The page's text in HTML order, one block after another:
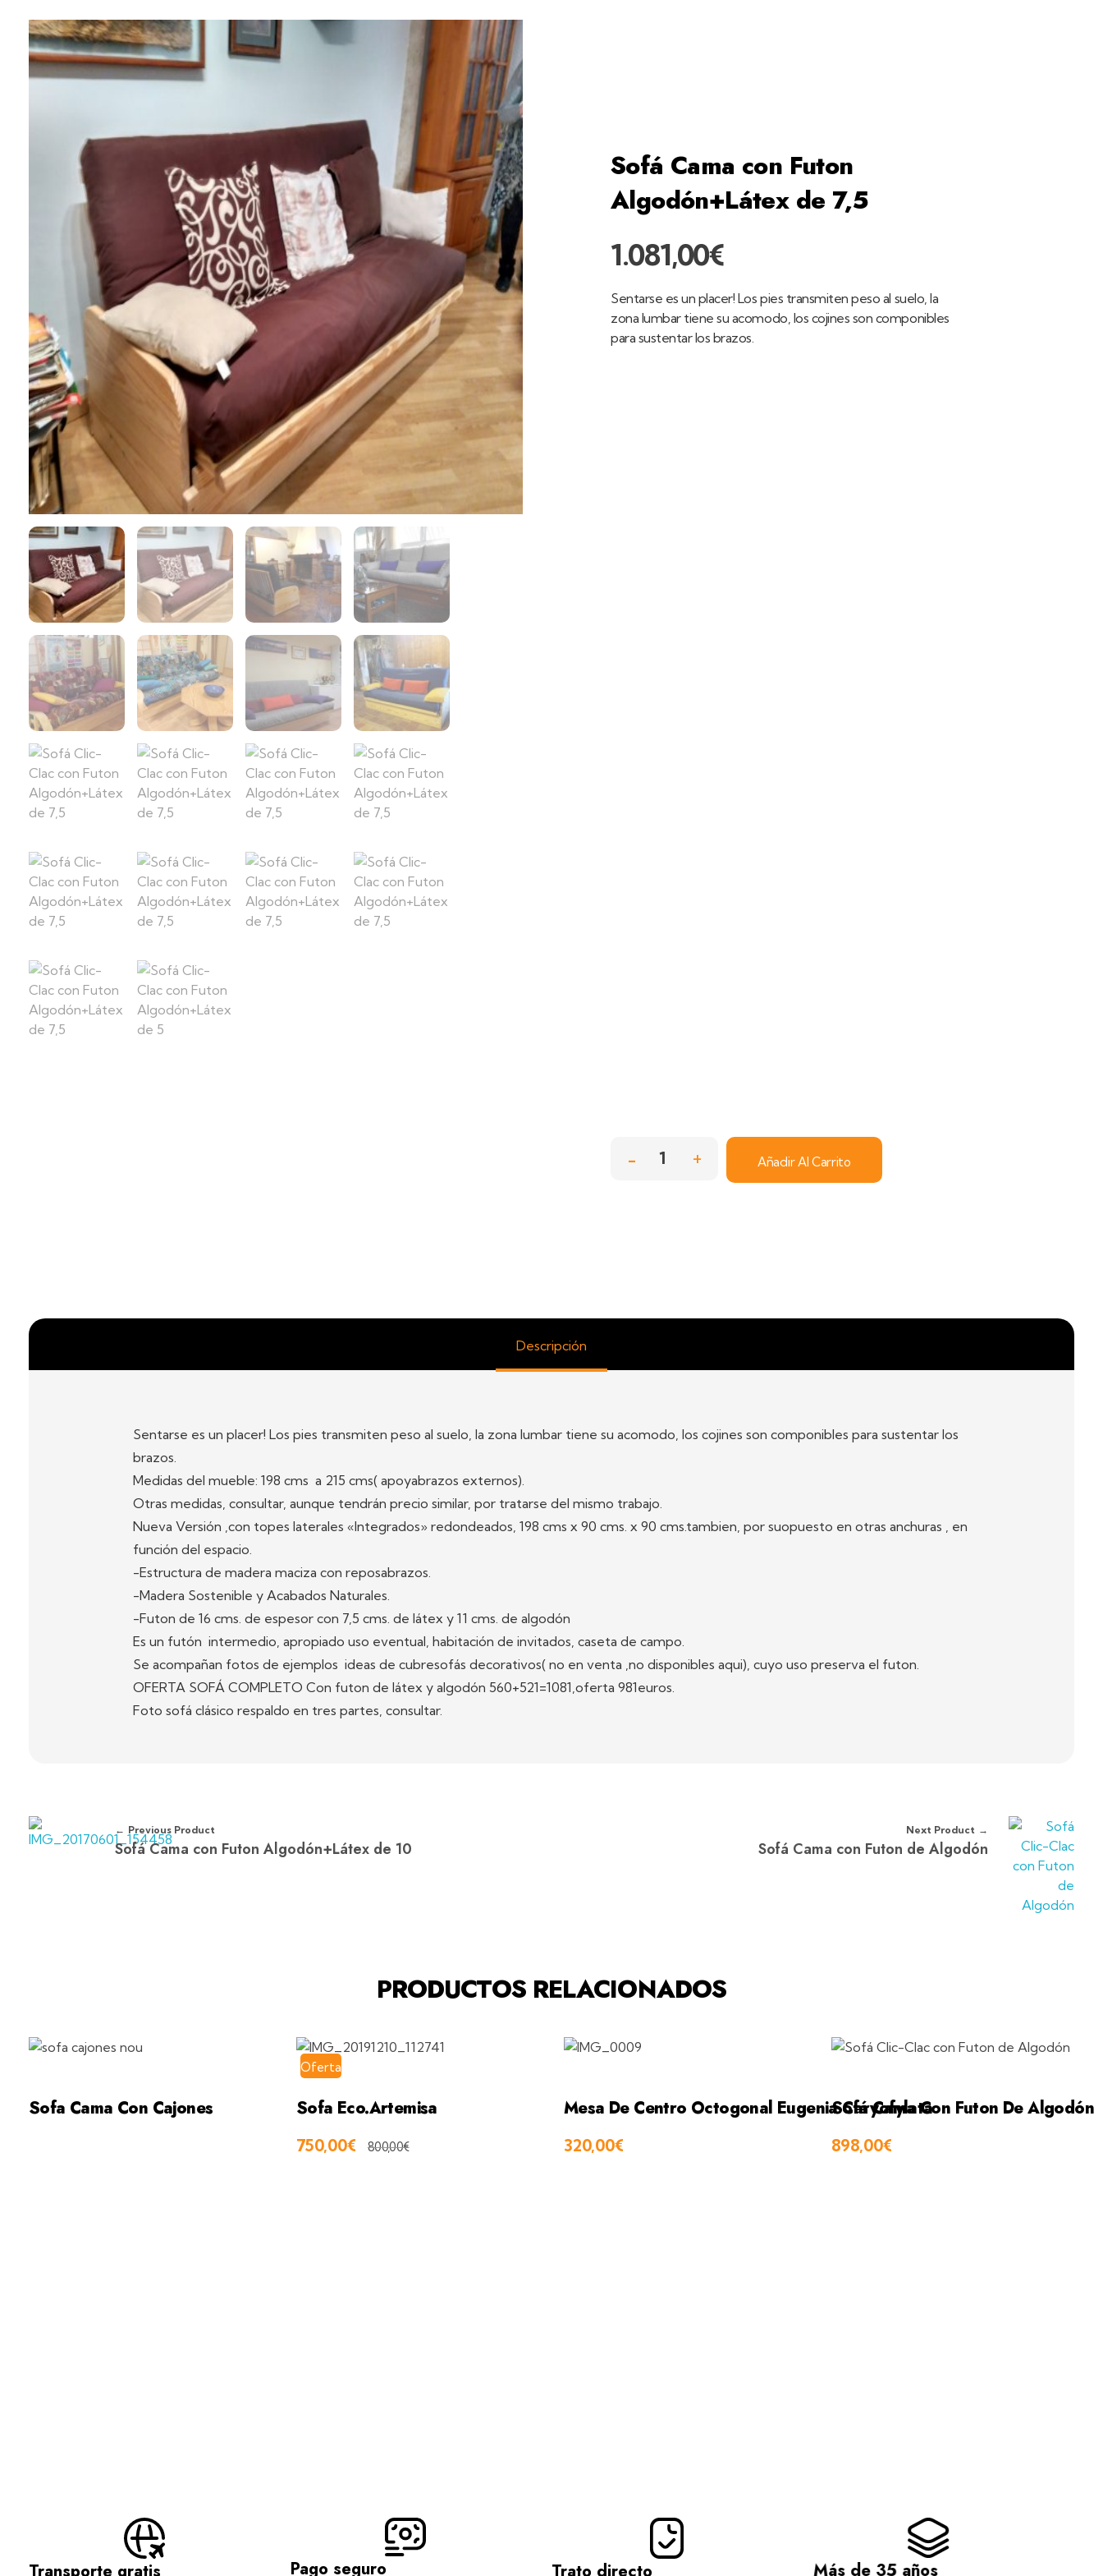
Sofá Cama con Futon
Algodón+Látex de 7,5
1.081,00€
Sentarse es un placer! Los pies transmiten peso al suelo, la
zona lumbar tiene su acomodo, los cojines son componibles
para sustentar los brazos.
Añadir Al Carrito
Descripción
Sentarse es un placer! Los pies transmiten peso al suelo, la zona lumbar tiene su acomodo, los cojines son componibles para sustentar los
brazos.
Medidas del mueble: 198 cms a 215 cms( apoyabrazos externos).
Otras medidas, consultar, aunque tendrán precio similar, por tratarse del mismo trabajo.
Nueva Versión ,con topes laterales «Integrados» redondeados, 198 cms x 90 cms. x 90 cms.tambien, por suopuesto en otras anchuras , en
función del espacio.
-Estructura de madera maciza con reposabrazos.
-Madera Sostenible y Acabados Naturales.
-Futon de 16 cms. de espesor con 7,5 cms. de látex y 11 cms. de algodón
Es un futón intermedio, apropiado uso eventual, habitación de invitados, caseta de campo.
Se acompañan fotos de ejemplos ideas de cubresofás decorativos( no en venta ,no disponibles aqui), cuyo uso preserva el futon.
OFERTA SOFÁ COMPLETO Con futon de látex y algodón 560+521=1081,oferta 981euros.
Foto sofá clásico respaldo en tres partes, consultar.
Previous Product
Sofá Cama con Futon Algodón+Látex de 10
Next Product
Sofá Cama con Futon de Algodón
PRODUCTOS RELACIONADOS
Sofa Cama Con Cajones
Oferta
Sofa Eco.Artemisa
750,00€ 800,00€
Mesa De Centro Octogonal Eugenia Caryofylata
320,00€
Sofá Cama Con Futon De Algodón
898,00€
Pago seguro Más de 35 años